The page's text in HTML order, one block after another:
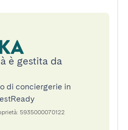
è gestita da
di conciergerie in
5935000070122